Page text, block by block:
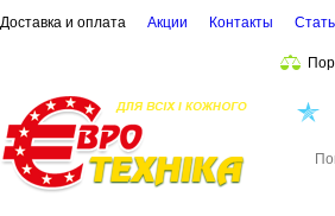
Доставка и оплата Акции Контакты